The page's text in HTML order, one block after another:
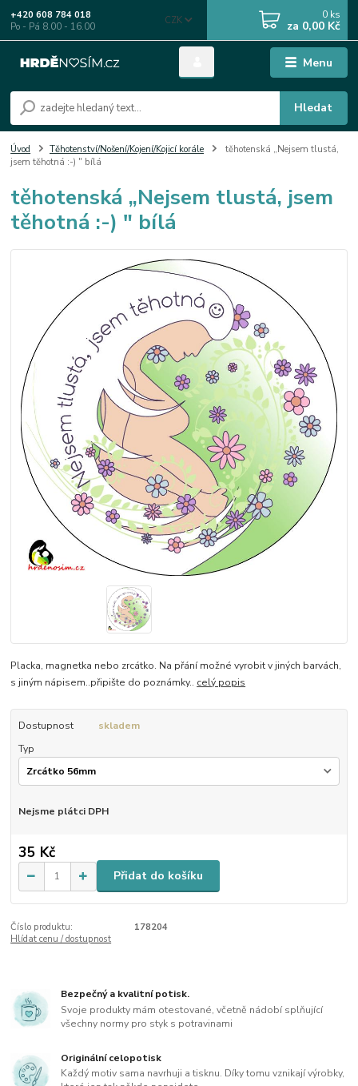
Menu
CZK
Hledat
+420 608 784 018
Po - Pá 8.00 - 16.00
0 ks
za 0,00 Kč
Úvod Těhotenství/Nošení/Kojení/Kojicí korále
těhotenská „Nejsem tlustá,
jsem těhotná :-) " bílá
těhotenská „Nejsem tlustá, jsem
těhotná :-) " bílá
Placka, magnetka nebo zrcátko. Na přání možné vyrobit v jiných barvách,
s jiným nápisem..připište do poznámky.. celý popis
Dostupnost
skladem
Typ
Nejsme plátci DPH
35 Kč
Přidat do košíku
Číslo produktu:
178204
Hlídat cenu / dostupnost
Bezpečný a kvalitní potisk.
Svoje produkty mám otestované, včetně nádobí splňující
všechny normy pro styk s potravinami
Originální celopotisk
Každý motiv sama navrhuji a tisknu. Díky tomu vznikají výrobky,